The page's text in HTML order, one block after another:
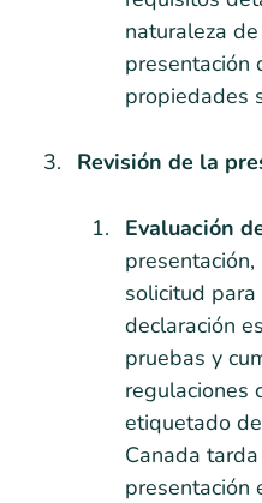
naturaleza
presentación
propiedades
Revisión de la
Evaluación
solicitud
declaración
pruebas y
regulaciones
etiquetado
Canada
presentación